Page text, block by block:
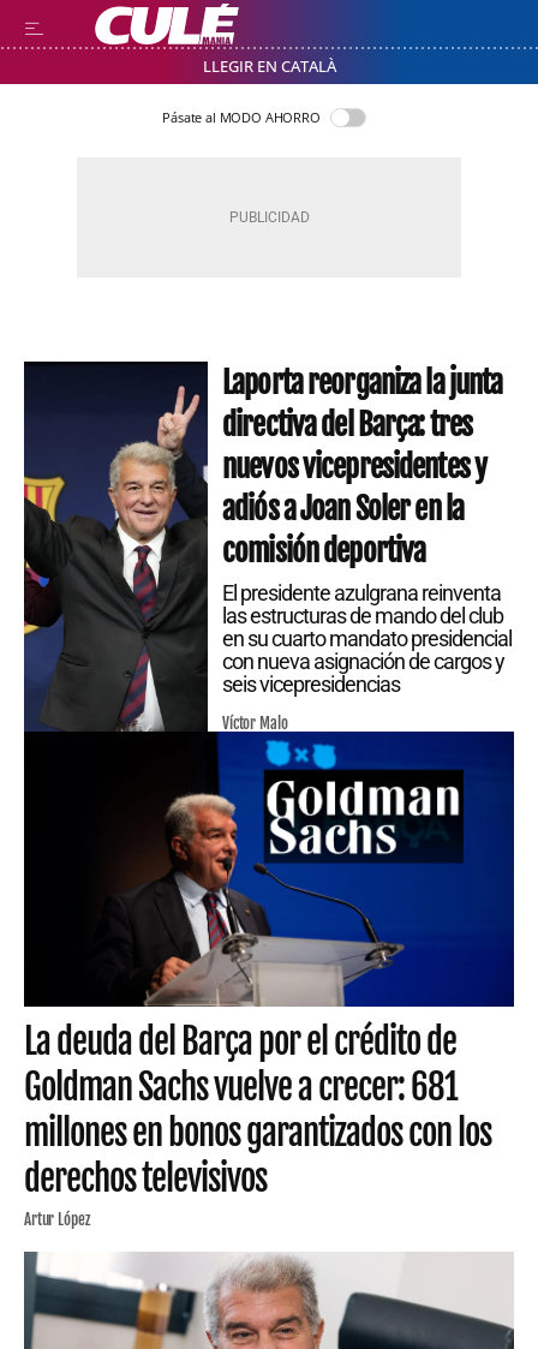
LLEGIR EN CATALÀ
Pásate al MODO AHORRO
Laporta reorganiza la junta
directiva del Barça: tres
nuevos vicepresidentes y
adiós a Joan Soler en la
comisión deportiva
El presidente azulgrana reinventa
las estructuras de mando del club
en su cuarto mandato presidencial
con nueva asignación de cargos y
seis vicepresidencias
Víctor Malo
La deuda del Barça por el crédito de
Goldman Sachs vuelve a crecer: 681
millones en bonos garantizados con los
derechos televisivos
Artur López